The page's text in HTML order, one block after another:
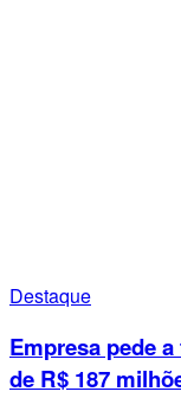
Destaque
Empresa pede
de R$ 187